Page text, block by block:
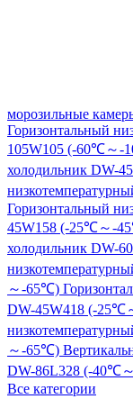
морозильные
Горизонтальный
105W105 (-60℃～-
холодильник DW-
Горизонтальный
45W158 (-25℃～-
холодильник DW-
～-65℃)
DW-45W418 (-25℃
～-65℃)
DW-86L328 (-40℃
Все категории